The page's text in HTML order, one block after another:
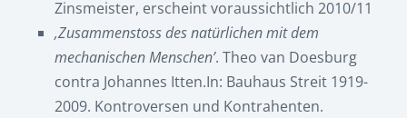
Zinsmeister, erscheint voraussichtlich 2010/11
‚Zusammenstoss des natürlichen mit dem
mechanischen Menschen’. Theo van Doesburg
contra Johannes Itten.In: Bauhaus Streit 1919-
2009. Kontroversen und Kontrahenten.